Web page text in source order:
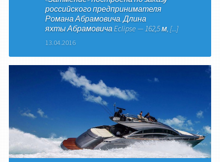
российского предпринимателя
Романа Абрамовича. Длина
яхты Абрамовича Eclipse — 162,5 м, [...]
13.04.2016